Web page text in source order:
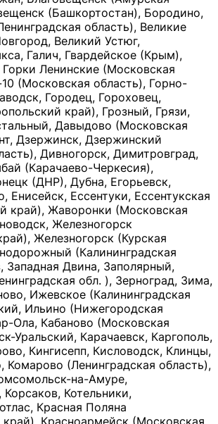
(Башкортостан), Бородино,
область), Великие
Великий Устюг,
Галич, Гвардейское (Крым),
Ленинские (Московская
(Московская область), Горно-
Городец, Гороховец,
край), Грозный, Грязи,
Давыдово (Московская
Дзержинск, Дзержинский
Дивногорск, Димитровград,
(Карачаево-Черкесия),
(ДНР), Дубна, Егорьевск,
Енисейск, Ессентуки, Ессентукская
край), Жаворонки (Московская
Железногорск
Железногорск (Курская
(Калининградская
Западная Двина, Заполярный,
обл. ), Зерноград, Зима,
Ижевское (Калининградская
Ильино (Нижегородская
Ола, Кабаново (Московская
Уральский, Карачаевск, Каргополь,
Кингисепп, Кисловодск, Клинцы,
Комарово (Ленинградская область),
на-Амуре,
Корсаков, Котельники,
Красная Поляна
Красноармейск (Московская